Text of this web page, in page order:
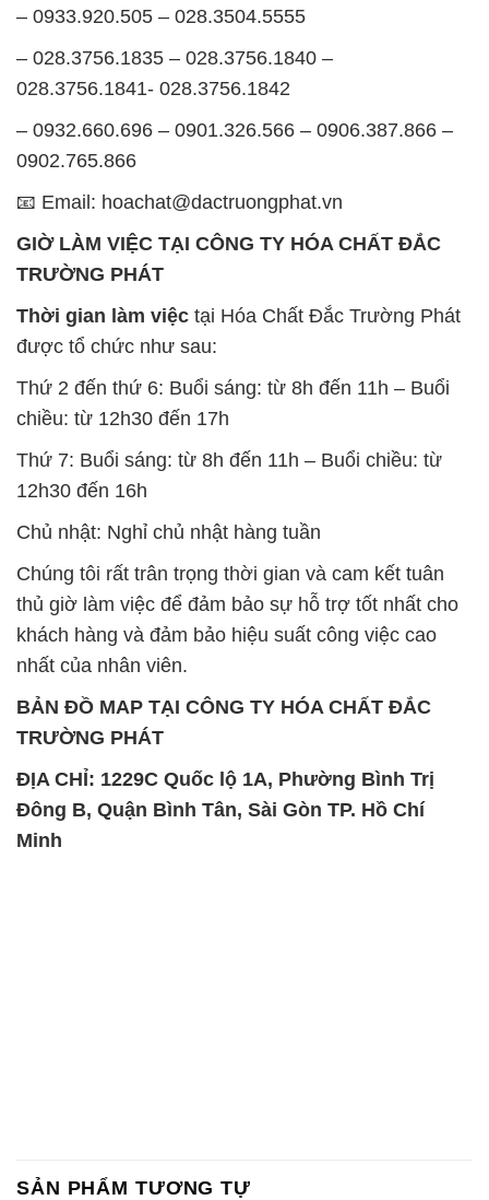
0902.765.866
📧 Email: hoachat@dactruongphat.vn
TRƯỜNG PHÁT
được tổ chức như sau:
Thứ 2 đến thứ 6: Buổi sáng: từ 8h đến 11h – Buổi
chiều: từ 12h30 đến 17h
Thứ 7: Buổi sáng: từ 8h đến 11h – Buổi chiều: từ
12h30 đến 16h
Chủ nhật: Nghỉ chủ nhật hàng tuần
thủ giờ làm việc để đảm bảo sự hỗ trợ tốt nhất cho
khách hàng và đảm bảo hiệu suất công việc cao
nhất của nhân viên.
BẢN ĐỒ MAP TẠI CÔNG TY HÓA CHẤT ĐẮC
TRƯỜNG PHÁT
ĐỊA CHỈ: 1229C Quốc lộ 1A, Phường Bình Trị
Đông B, Quận Bình Tân, Sài Gòn TP. Hồ Chí
Minh